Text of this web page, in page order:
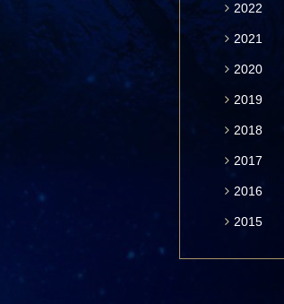
2022
2021
2020
2019
2018
2017
2016
2015